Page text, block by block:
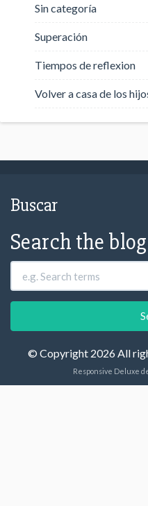
Sin categoría
Superación
Tiempos de reflexion
Volver a casa de los
Buscar
Search the blog
© Copyright 2026 All
Responsive Deluxe